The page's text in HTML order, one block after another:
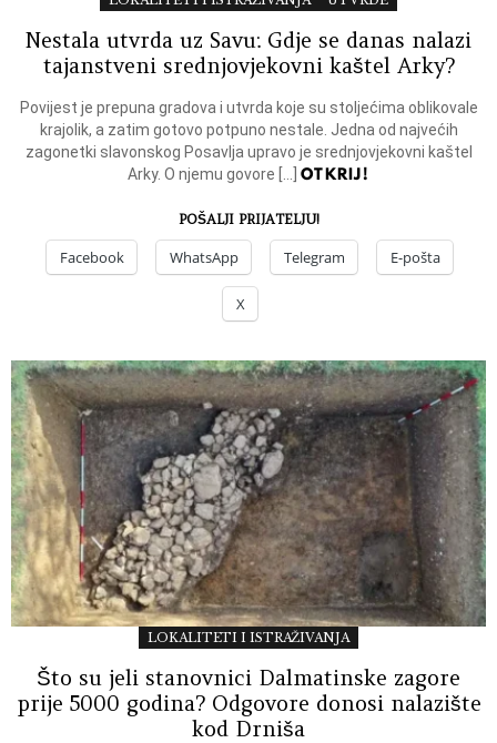
Nestala utvrda uz Savu: Gdje se danas nalazi
tajanstveni srednjovjekovni kaštel Arky?
Povijest je prepuna gradova i utvrda koje su stoljećima oblikovale
krajolik, a zatim gotovo potpuno nestale. Jedna od najvećih
zagonetki slavonskog Posavlja upravo je srednjovjekovni kaštel
Arky. O njemu govore […] OTKRIJ!
POŠALJI PRIJATELJU!
Facebook WhatsApp Telegram E-pošta
X
LOKALITETI I ISTRAŽIVANJA
Što su jeli stanovnici Dalmatinske zagore
prije 5000 godina? Odgovore donosi nalazište
kod Drniša